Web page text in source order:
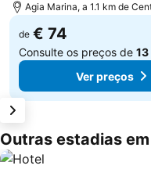
Agia Marina, a 1.1 km de
de € 74
Consulte os preços de
Ver preços
Outras estadias